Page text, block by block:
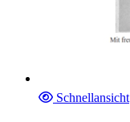
Schnellansicht